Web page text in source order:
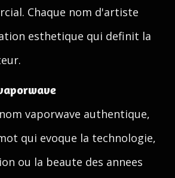
Chaque nom d'artiste
esthetique qui definit la
vaporwave authentique,
qui evoque la technologie,
ou la beaute des annees